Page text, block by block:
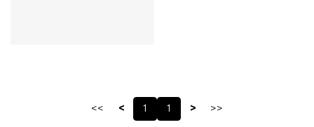
<< < 1 1 > >>